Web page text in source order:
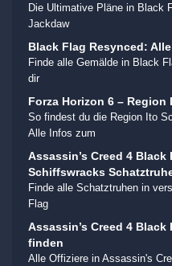
Die Ultimative Pläne in Black
Jackdaw
Black Flag Resynced:
Finde alle Gemälde in Black
dir
Forza Horizon 6 –
So findest du die Region Ito
Alle Infos zum
Assassin’s Creed 4
Schiffswracks
Finde alle Schatztruhen in
Flag
Assassin’s Creed 4
finden
Alle Offiziere in Assassin's